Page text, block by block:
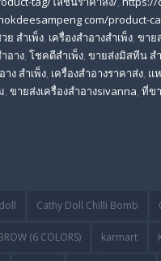
com/product-
ย สําเพ็ง, เครื่องสำอางสำเพ็ง, ขาย
อาง, โชคดีสำเพ็ง, ขายส่งมิสทีน สํ
าง สําเพ็ง, เครื่องสําอางราคาส่ง, แ
, ขายส่งเครื่องสําอางsivanna, ที่ข
Cathy Doll Chilli Bomb
(6 COLORS) karmart